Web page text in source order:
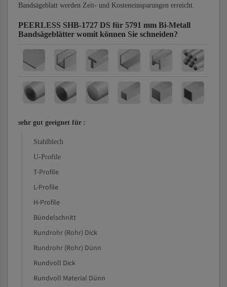
Bandsägeblatt werden Zeit- und Kosteneinsparungen erreicht.
PEERLESS SHB-1727 DS für 5791 mm Bi-Metall
Bandsägeblätter womit können Sie schneiden?
sehr gut geeignet für :
Stahlblech
U-Profile
T-Profile
L-Profile
H-Profile
Bündelschnitt
Rundrohr (Rohr) Dick
Rundrohr (Rohr) Dünn
Rundvoll Dick
Rundvoll Material Dünn